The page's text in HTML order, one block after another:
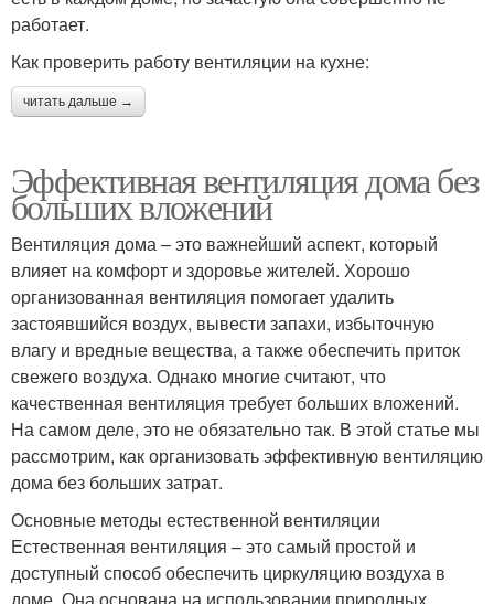
работает.
Как проверить работу вентиляции на кухне:
читать дальше →
Эффективная вентиляция дома без
больших вложений
Вентиляция дома – это важнейший аспект, который
влияет на комфорт и здоровье жителей. Хорошо
организованная вентиляция помогает удалить
застоявшийся воздух, вывести запахи, избыточную
влагу и вредные вещества, а также обеспечить приток
свежего воздуха. Однако многие считают, что
качественная вентиляция требует больших вложений.
На самом деле, это не обязательно так. В этой статье мы
рассмотрим, как организовать эффективную вентиляцию
дома без больших затрат.
Основные методы естественной вентиляции
Естественная вентиляция – это самый простой и
доступный способ обеспечить циркуляцию воздуха в